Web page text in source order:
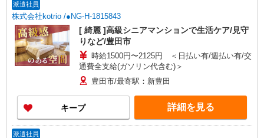
派遣社員
株式会社kotrio /●NG-H-1815843
[ 綺麗 ]高級シニアマンションで生活ケア/見守
りなど/豊田市
時給1500円〜2125円 ＜日払い有/週払い有/交
通費全支給(ガソリン代含む)＞
豊田市/最寄駅：新豊田
キープ 詳細を見る
派遣社員